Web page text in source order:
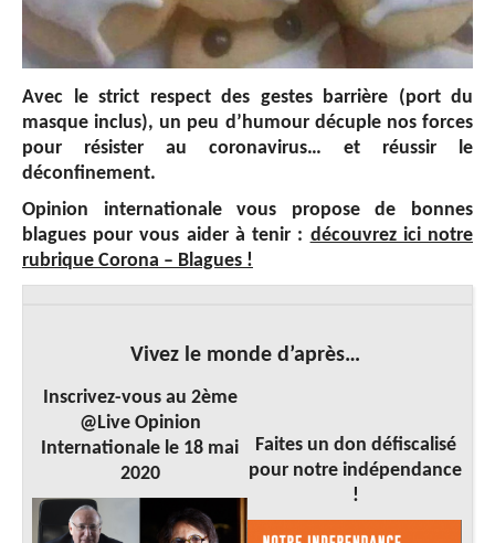
Avec le strict respect des gestes barrière (port du
masque inclus), un peu d’humour décuple nos forces
pour résister au coronavirus… et réussir le
déconfinement.
Opinion internationale vous propose de bonnes
blagues pour vous aider à tenir : découvrez ici notre
rubrique Corona – Blagues !
Vivez le monde d’après…
Inscrivez-vous au 2ème
@Live Opinion
Internationale le 18 mai
2020
Faites un don défiscalisé
pour notre indépendance
!